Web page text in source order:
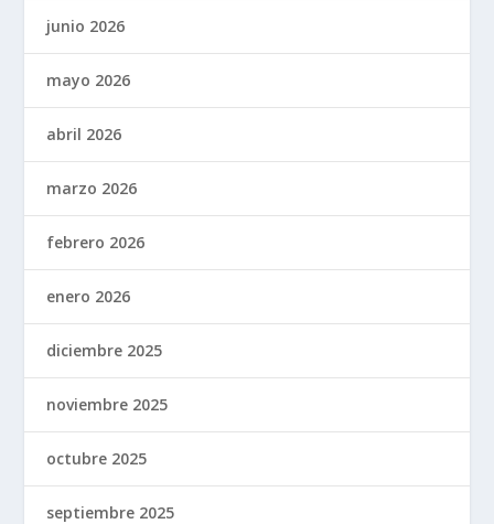
junio 2026
mayo 2026
abril 2026
marzo 2026
febrero 2026
enero 2026
diciembre 2025
noviembre 2025
octubre 2025
septiembre 2025